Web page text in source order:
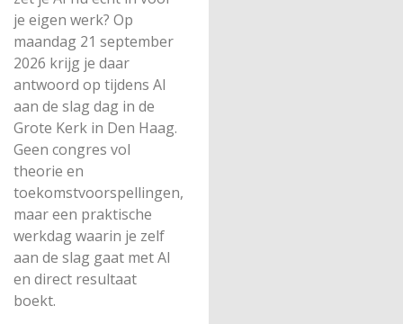
je eigen werk? Op
maandag 21 september
2026 krijg je daar
antwoord op tijdens AI
aan de slag dag in de
Grote Kerk in Den Haag.
Geen congres vol
theorie en
toekomstvoorspellingen,
maar een praktische
werkdag waarin je zelf
aan de slag gaat met AI
en direct resultaat
boekt.